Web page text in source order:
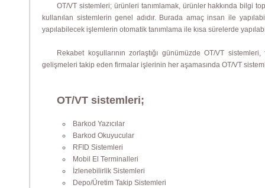
OT/VT sistemleri; ürünleri tanımlamak, ürünler hakkında bilgi
kullanılan sistemlerin genel adıdır. Burada amaç insan ile
yapılabilecek işlemlerin otomatik tanımlama ile kısa sürelerde
Rekabet koşullarının zorlaştığı günümüzde OT/VT
gelişmeleri takip eden firmalar işlerinin her aşamasında OT/VT
OT/VT sistemleri;
Barkod Yazıcılar
Barkod Okuyucular
RFID Sistemleri
Mobil El Terminalleri
İzlenebilirlik Sistemleri
Depo/Üretim Takip Sistemleri